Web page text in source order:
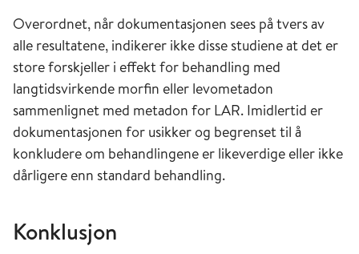
Overordnet, når dokumentasjonen sees på tvers av
alle resultatene, indikerer ikke disse studiene at det er
store forskjeller i effekt for behandling med
langtidsvirkende morfin eller levometadon
sammenlignet med metadon for LAR. Imidlertid er
dokumentasjonen for usikker og begrenset til å
konkludere om behandlingene er likeverdige eller ikke
dårligere enn standard behandling.
Konklusjon